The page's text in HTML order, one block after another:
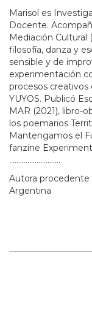
Marisol es
Docente.
Mediación
filosofía, danza y
sensible y de
experimentación
procesos creativos
YUYOS. Publicó
MAR (2021), libro-
los poemarios
Mantengamos el
fanzine
............................
Autora procedente
Argentina